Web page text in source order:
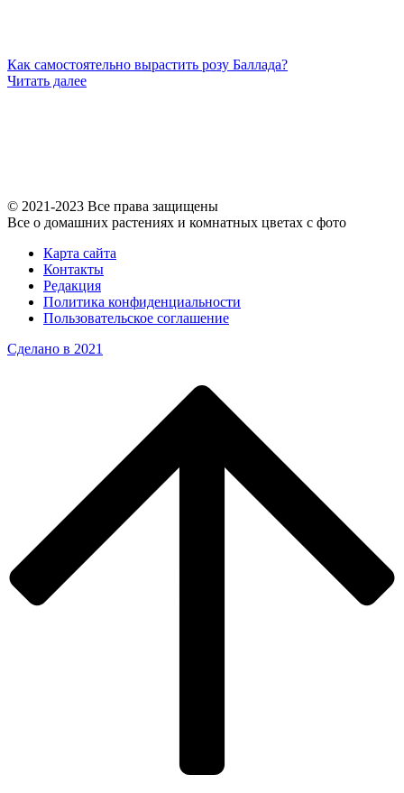
Как самостоятельно вырастить розу Баллада?
Читать далее
© 2021-2023 Все права защищены
Все о домашних растениях и комнатных цветах с фото
Карта сайта
Контакты
Редакция
Политика конфиденциальности
Пользовательское соглашение
Сделано в 2021